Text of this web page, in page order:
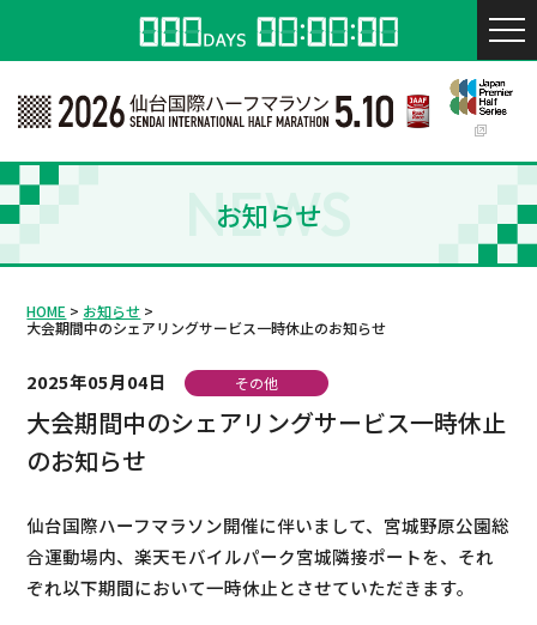
お知らせ
NEWS
HOME
お知らせ
大会期間中のシェアリングサービス一時休止のお知らせ
2025年05月04日 その他
大会期間中のシェアリングサービス一時休止
のお知らせ
仙台国際ハーフマラソン開催に伴いまして、宮城野原公園総
合運動場内、楽天モバイルパーク宮城隣接ポートを、それ
ぞれ以下期間において一時休止とさせていただきます。